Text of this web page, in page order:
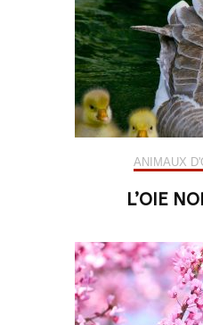
ANIMAUX
L’OIE